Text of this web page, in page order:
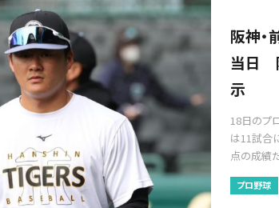
阪神
当日
示
18日のプ
は11試合
点の成績
プロ野球